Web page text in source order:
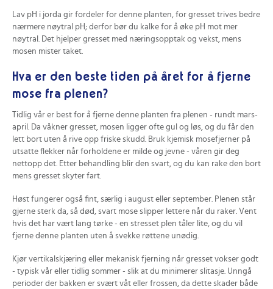
Lav pH i jorda gir fordeler for denne planten, for gresset trives bedre
nærmere nøytral pH; derfor bør du kalke for å øke pH mot mer
nøytral. Det hjelper gresset med næringsopptak og vekst, mens
mosen mister taket.
Hva er den beste tiden på året for å fjerne
mose fra plenen?
Tidlig vår er best for å fjerne denne planten fra plenen - rundt mars-
april. Da våkner gresset, mosen ligger ofte gul og løs, og du får den
lett bort uten å rive opp friske skudd. Bruk kjemisk mosefjerner på
utsatte flekker når forholdene er milde og jevne - våren gir deg
nettopp det. Etter behandling blir den svart, og du kan rake den bort
mens gresset skyter fart.
Høst fungerer også fint, særlig i august eller september. Plenen står
gjerne sterk da, så død, svart mose slipper lettere når du raker. Vent
hvis det har vært lang tørke - en stresset plen tåler lite, og du vil
fjerne denne planten uten å svekke røttene unødig.
Kjør vertikalskjæring eller mekanisk fjerning når gresset vokser godt
- typisk vår eller tidlig sommer - slik at du minimerer slitasje. Unngå
perioder der bakken er svært våt eller frossen, da dette skader både